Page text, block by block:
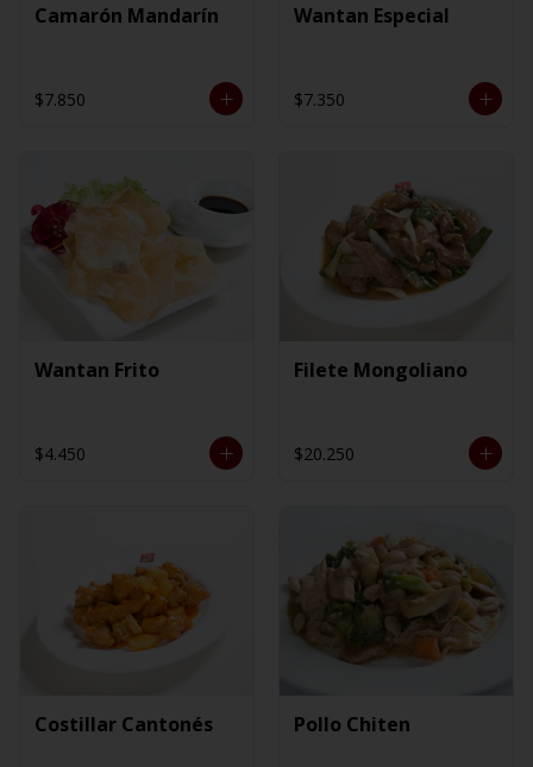
Camarón Mandarín
$7.850
Wantan Especial
$7.350
Wantan Frito
$4.450
Filete Mongoliano
$20.250
Costillar Cantonés Pollo Chiten